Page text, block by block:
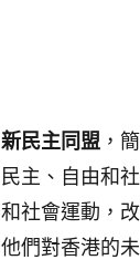
新民主同盟 ，
民主、自由和
和社會運動，
他們對香港的